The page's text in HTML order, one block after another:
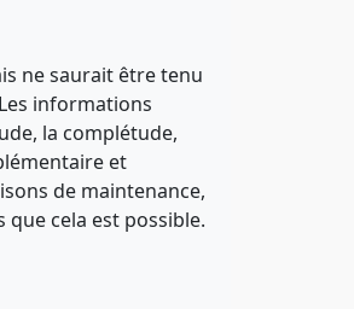
ne saurait être tenu
informations
la complétude,
et
de maintenance,
que cela est possible.